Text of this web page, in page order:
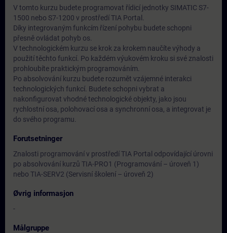
V tomto kurzu budete programovat řídicí jednotky SIMATIC S7-
1500 nebo S7-1200 v prostředí TIA Portal.
Díky integrovaným funkcím řízení pohybu budete schopni
přesně ovládat pohyb os.
V technologickém kurzu se krok za krokem naučíte výhody a
použití těchto funkcí. Po každém výukovém kroku si své znalosti
prohloubíte praktickým programováním.
Po absolvování kurzu budete rozumět vzájemné interakci
technologických funkcí. Budete schopni vybrat a
nakonfigurovat vhodné technologické objekty, jako jsou
rychlostní osa, polohovací osa a synchronní osa, a integrovat je
do svého programu.
Forutsetninger
Znalosti programování v prostředí TIA Portal odpovídající úrovni
po absolvování kurzů TIA-PRO1 (Programování – úroveň 1)
nebo TIA-SERV2 (Servisní školení – úroveň 2)
Øvrig informasjon
-
Målgruppe